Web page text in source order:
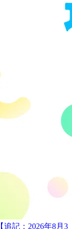
追記：2026年8月3